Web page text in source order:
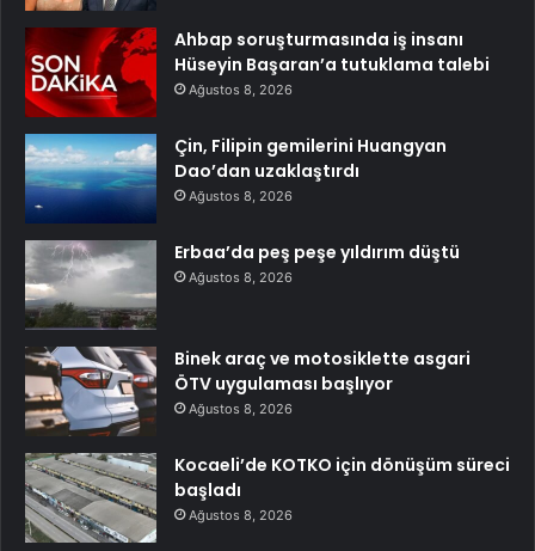
Ahbap soruşturmasında iş insanı
Hüseyin Başaran’a tutuklama talebi
Ağustos 8, 2026
Çin, Filipin gemilerini Huangyan
Dao’dan uzaklaştırdı
Ağustos 8, 2026
Erbaa’da peş peşe yıldırım düştü
Ağustos 8, 2026
Binek araç ve motosiklette asgari
ÖTV uygulaması başlıyor
Ağustos 8, 2026
Kocaeli’de KOTKO için dönüşüm süreci
başladı
Ağustos 8, 2026